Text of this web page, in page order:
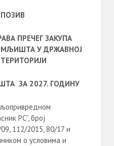
ПРЕЧЕГ ЗАКУПА
У ДРЖАВНОЈ
ЗА 2027. ГОДИНУ
РС”, број
112/2015, 80/17 и
о условима и